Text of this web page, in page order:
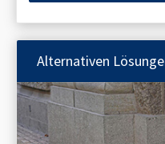
Alternativen